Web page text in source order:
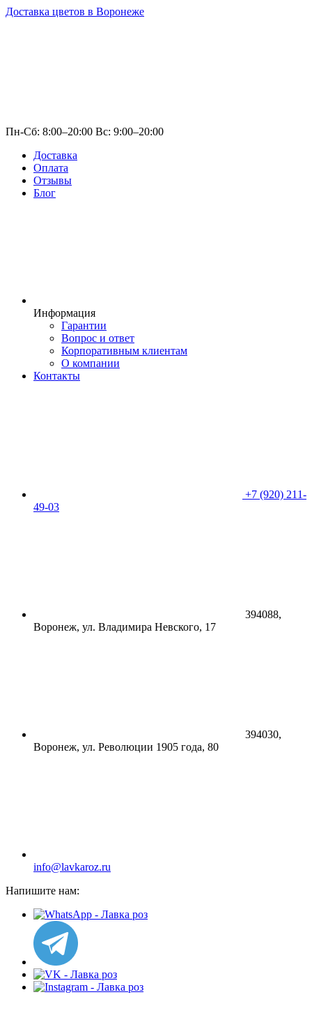
Доставка цветов в Воронеже
Пн-Сб: 8:00–20:00 Вс: 9:00–20:00
Доставка
Оплата
Отзывы
Блог
Информация
Гарантии
Вопрос и ответ
Корпоративным клиентам
О компании
Контакты
+7 (920) 211-
49-03
394088,
Воронеж, ул. Владимира Невского, 17
394030,
Воронеж, ул. Революции 1905 года, 80
info@lavkaroz.ru
Напишите нам: